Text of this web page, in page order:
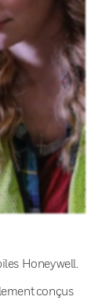
Honeywell.
conçus